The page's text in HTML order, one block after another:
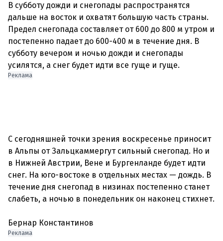
В субботу дожди и снегопады распространятся
дальше на восток и охватят большую часть страны.
Предел снегопада составляет от 600 до 800 м утром и
постепенно падает до 600-400 м в течение дня. В
субботу вечером и ночью дожди и снегопады
усилятся, а снег будет идти все гуще и гуще.
Реклама
С сегодняшней точки зрения воскресенье приносит
в Альпы от Зальцкаммергут сильный снегопад. Но и
в Нижней Австрии, Вене и Бургенланде будет идти
снег. На юго-востоке в отдельных местах — дождь. В
течение дня снегопад в низинах постепенно станет
слабеть, а ночью в понедельник он наконец стихнет.
Бернар Константинов
Реклама